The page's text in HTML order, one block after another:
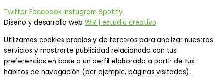
Twitter Facebook Instagram Spotify
Diseño y desarrollo web WIR | estudio creativo
Utilizamos cookies propias y de terceros para analizar nuestros
servicios y mostrarte publicidad relacionada con tus
preferencias en base a un perfil elaborado a partir de tus
hábitos de navegación (por ejemplo, páginas visitadas).